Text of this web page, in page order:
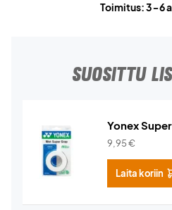
Toimitus: 3-6
SUOSITTU
Yonex
9,95€
Laita koriin